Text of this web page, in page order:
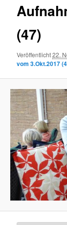
(47)
Veröffentlicht22.
vom 3.Okt.2017